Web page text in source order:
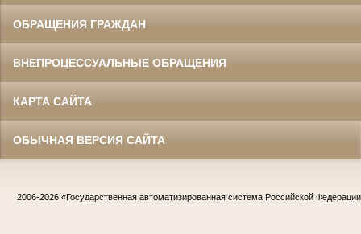
ОБРАЩЕНИЯ ГРАЖДАН
ВНЕПРОЦЕССУАЛЬНЫЕ ОБРАЩЕНИЯ
КАРТА САЙТА
ОБЫЧНАЯ ВЕРСИЯ САЙТА
2006-2026 «Государственная автоматизированная система Российской